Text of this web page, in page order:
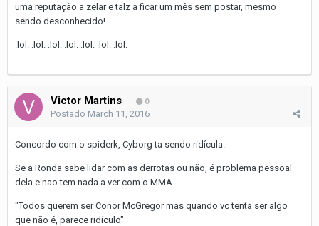
uma reputação a zelar e talz a ficar um mês sem postar, mesmo
sendo desconhecido!
:lol: :lol: :lol: :lol: :lol: :lol: :lol:
Victor Martins 0
Postado March 11, 2016
Concordo com o spiderk, Cyborg ta sendo ridícula.
Se a Ronda sabe lidar com as derrotas ou não, é problema pessoal
dela e nao tem nada a ver com o MMA
"Todos querem ser Conor McGregor mas quando vc tenta ser algo
que não é, parece ridículo"